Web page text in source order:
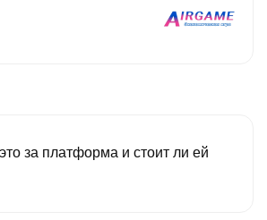
за платформа и стоит ли ей